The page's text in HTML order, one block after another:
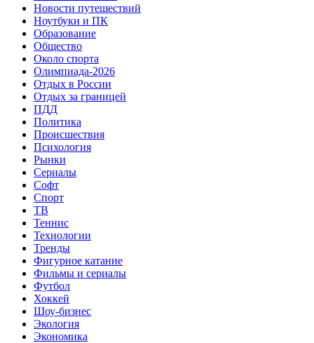
Новости путешествий
Ноутбуки и ПК
Образование
Общество
Около спорта
Олимпиада-2026
Отдых в России
Отдых за границей
ПДД
Политика
Происшествия
Психология
Рынки
Сериалы
Софт
Спорт
ТВ
Теннис
Технологии
Тренды
Фигурное катание
Фильмы и сериалы
Футбол
Хоккей
Шоу-бизнес
Экология
Экономика